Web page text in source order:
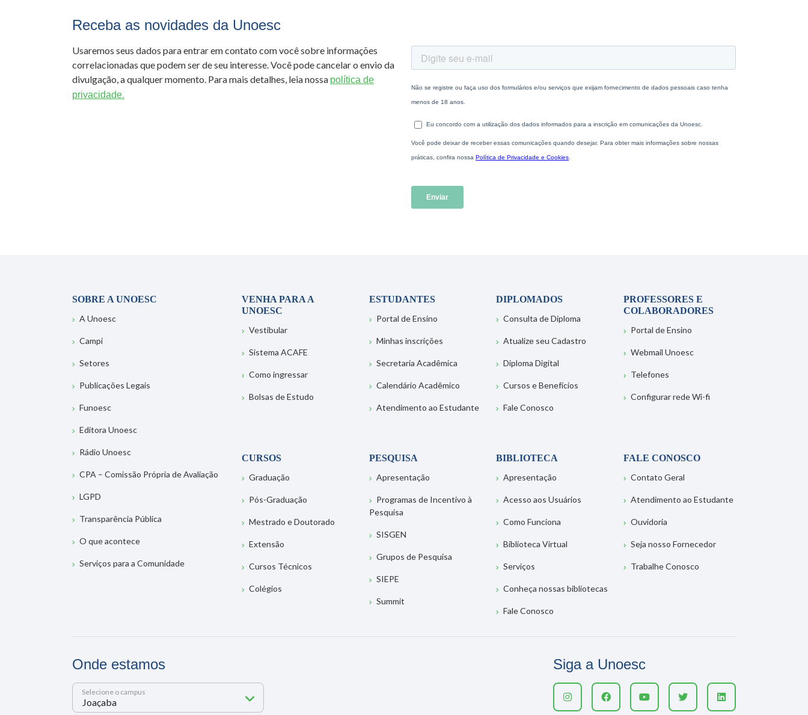
Receba as novidades da Unoesc
Usaremos seus dados para entrar em contato com você sobre informações
correlacionadas que podem ser de seu interesse. Você pode cancelar o envio da
divulgação, a qualquer momento. Para mais detalhes, leia nossa política de
privacidade.
SOBRE A UNOESC
A Unoesc
Campi
Setores
Publicações Legais
Funoesc
Editora Unoesc
Rádio Unoesc
CPA – Comissão Própria de Avaliação
LGPD
Transparência Pública
O que acontece
Serviços para a Comunidade
VENHA PARA A
UNOESC
Vestibular
Sistema ACAFE
Como ingressar
Bolsas de Estudo
ESTUDANTES
Portal de Ensino
Minhas inscrições
Secretaria Acadêmica
Calendário Acadêmico
Atendimento ao Estudante
DIPLOMADOS
Consulta de Diploma
Atualize seu Cadastro
Diploma Digital
Cursos e Benefícios
Fale Conosco
PROFESSORES E
COLABORADORES
Portal de Ensino
Webmail Unoesc
Telefones
Configurar rede Wi-fi
CURSOS
Graduação
Pós-Graduação
Mestrado e Doutorado
Extensão
Cursos Técnicos
Colégios
PESQUISA
Apresentação
Programas de Incentivo à
Pesquisa
SISGEN
Grupos de Pesquisa
SIEPE
Summit
BIBLIOTECA
Apresentação
Acesso aos Usuários
Como Funciona
Biblioteca Virtual
Serviços
Conheça nossas bibliotecas
Fale Conosco
FALE CONOSCO
Contato Geral
Atendimento ao Estudante
Ouvidoria
Seja nosso Fornecedor
Trabalhe Conosco
Onde estamos
Selecione o campus
Siga a Unoesc